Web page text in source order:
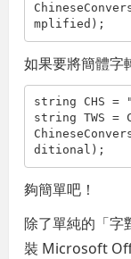
mplified);
如果要將簡體字
string CHS =
string TWS =
ditional);
夠簡單吧！
除了單純的「字
裝 Microsoft